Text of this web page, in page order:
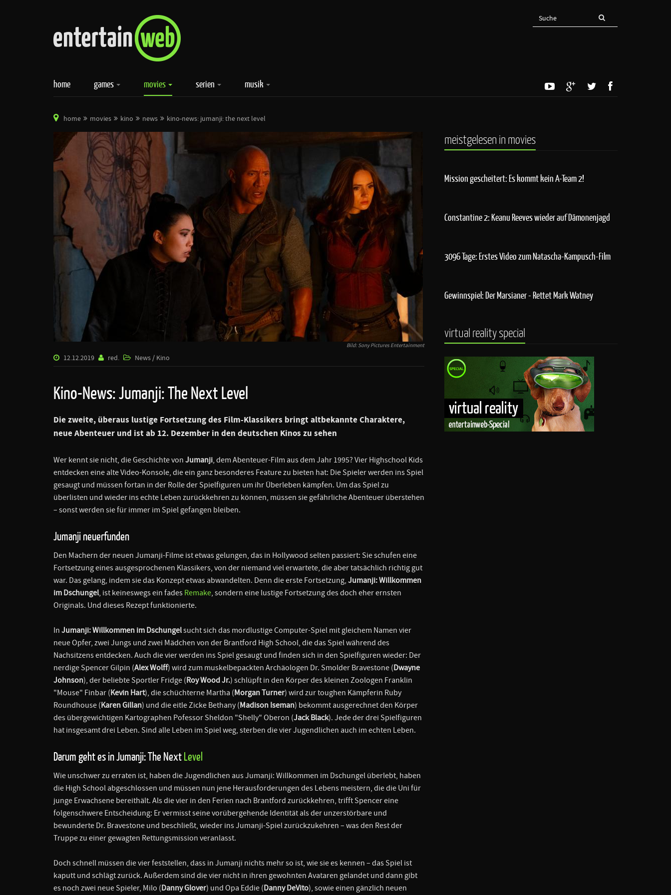
home games movies serien musik
home movies kino news kino-news: jumanji: the next level
Bild: Sony Pictures Entertainment
12.12.2019 red. News / Kino
Kino-News: Jumanji: The Next Level
Die zweite, überaus lustige Fortsetzung des Film-Klassikers bringt altbekannte Charaktere,
neue Abenteuer und ist ab 12. Dezember in den deutschen Kinos zu sehen
Wer kennt sie nicht, die Geschichte von Jumanji, dem Abenteuer-Film aus dem Jahr 1995? Vier Highschool Kids
entdecken eine alte Video-Konsole, die ein ganz besonderes Feature zu bieten hat: Die Spieler werden ins Spiel
gesaugt und müssen fortan in der Rolle der Spielfiguren um ihr Überleben kämpfen. Um das Spiel zu
überlisten und wieder ins echte Leben zurückkehren zu können, müssen sie gefährliche Abenteuer überstehen
– sonst werden sie für immer im Spiel gefangen bleiben.
Jumanji neuerfunden
Den Machern der neuen Jumanji-Filme ist etwas gelungen, das in Hollywood selten passiert: Sie schufen eine
Fortsetzung eines ausgesprochenen Klassikers, von der niemand viel erwartete, die aber tatsächlich richtig gut
war. Das gelang, indem sie das Konzept etwas abwandelten. Denn die erste Fortsetzung, Jumanji: Willkommen
im Dschungel, ist keineswegs ein fades Remake, sondern eine lustige Fortsetzung des doch eher ernsten
Originals. Und dieses Rezept funktionierte.
In Jumanji: Willkommen im Dschungelsucht sich das mordlustige Computer-Spiel mit gleichem Namen vier
neue Opfer, zwei Jungs und zwei Mädchen von der Brantford High School, die das Spiel während des
Nachsitzens entdecken. Auch die vier werden ins Spiel gesaugt und finden sich in den Spielfiguren wieder: Der
nerdige Spencer Gilpin (Alex Wolff) wird zum muskelbepackten Archäologen Dr. Smolder Bravestone (Dwayne
Johnson), der beliebte Sportler Fridge (Roy Wood Jr.) schlüpft in den Körper des kleinen Zoologen Franklin
"Mouse" Finbar (Kevin Hart), die schüchterne Martha (Morgan Turner) wird zur toughen Kämpferin Ruby
Roundhouse (Karen Gillan) und die eitle Zicke Bethany (Madison Iseman) bekommt ausgerechnet den Körper
des übergewichtigen Kartographen Pofessor Sheldon "Shelly" Oberon (Jack Black). Jede der drei Spielfiguren
hat insgesamt drei Leben. Sind alle Leben im Spiel weg, sterben die vier Jugendlichen auch im echten Leben.
Darum geht es in Jumanji: The NextLevel
Wie unschwer zu erraten ist, haben die Jugendlichen aus Jumanji: Willkommen im Dschungel überlebt, haben
die High School abgeschlossen und müssen nun jene Herausforderungen des Lebens meistern, die die Uni für
junge Erwachsene bereithält. Als die vier in den Ferien nach Brantford zurückkehren, trifft Spencer eine
folgenschwere Entscheidung: Er vermisst seine vorübergehende Identität als der unzerstörbare und
bewunderte Dr. Bravestone und beschließt, wieder ins Jumanji-Spiel zurückzukehren – was den Rest der
Truppe zu einer gewagten Rettungsmission veranlasst.
Doch schnell müssen die vier feststellen, dass in Jumanji nichts mehr so ist, wie sie es kennen – das Spiel ist
kaputt und schlägt zurück. Außerdem sind die vier nicht in ihren gewohnten Avataren gelandet und dann gibt
es noch zwei neue Spieler, Milo (Danny Glover) und Opa Eddie (Danny DeVito), sowie einen gänzlich neuen
meistgelesen in movies
Mission gescheitert: Es kommt kein A-Team 2!
Constantine 2: Keanu Reeves wieder auf Dämonenjagd
3096 Tage: Erstes Video zum Natascha-Kampusch-Film
Gewinnspiel: Der Marsianer - Rettet Mark Watney
virtual reality special